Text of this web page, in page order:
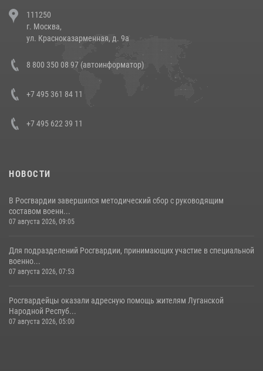
напавших на бригаду скорой помощи (видео)
14 июля 2026, 12:20
В Росгвардии прошла военно-научная конференция по обобщению
боевого опыта
111250
г. Москва,
ул. Красноказарменная, д. 9а
8 800 350 08 97 (автоинформатор)
+7 495 361 84 11
+7 495 622 39 11
НОВОСТИ
В Росгвардии завершился методический сбор с руководящим
составом военн...
07 августа 2026, 09:05
Для подразделений Росгвардии, принимающих участие в специальной
военно...
07 августа 2026, 07:53
Росгвардейцы оказали адресную помощь жителям Луганской
Народной Респуб...
07 августа 2026, 05:00